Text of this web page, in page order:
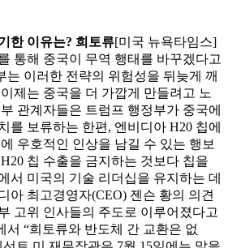
한 이유는? 희토류[미국 뉴욕타임스]
통해 중국이 무역 행태를 바꾸겠다고
는 이러한 전략의 위험성을 뒤늦게 깨
제는 중국을 더 가깝게 만들려고 노
관계자들은 트럼프 행정부가 중국에
를 보류하는 한편, 엔비디아 H20 칩에
우호적인 인상을 남길 수 있는 행보
칩 수출을 금지하는 것보다 칩을
서 미국의 기술 리더십을 유지하는 데
아 최고경영자(CEO) 젠슨 황의 의견
고위 인사들의 주도로 이루어졌다고
서 “희토류와 반도체 간 교환은 없